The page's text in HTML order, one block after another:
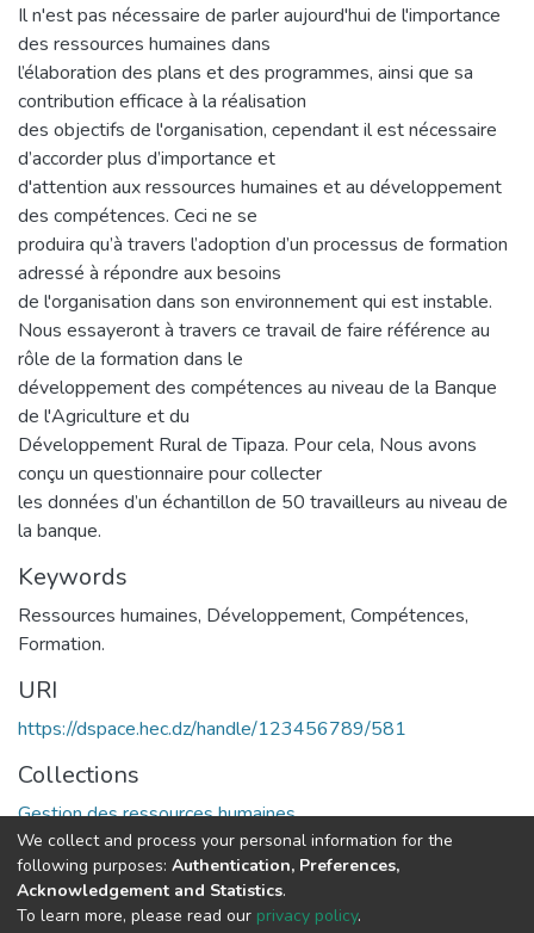
Il n'est pas nécessaire de parler aujourd'hui de l'importance
des ressources humaines dans
l’élaboration des plans et des programmes, ainsi que sa
contribution efficace à la réalisation
des objectifs de l'organisation, cependant il est nécessaire
d’accorder plus d’importance et
d'attention aux ressources humaines et au développement
des compétences. Ceci ne se
produira qu’à travers l’adoption d’un processus de formation
adressé à répondre aux besoins
de l'organisation dans son environnement qui est instable.
Nous essayeront à travers ce travail de faire référence au
rôle de la formation dans le
développement des compétences au niveau de la Banque
de l'Agriculture et du
Développement Rural de Tipaza. Pour cela, Nous avons
conçu un questionnaire pour collecter
les données d’un échantillon de 50 travailleurs au niveau de
la banque.
Keywords
Ressources humaines, Développement, Compétences,
Formation.
URI
https://dspace.hec.dz/handle/123456789/581
Collections
Gestion des ressources humaines
Full item page
We collect and process your personal information for the
following purposes: Authentication, Preferences,
Acknowledgement and Statistics.
To learn more, please read our privacy policy.